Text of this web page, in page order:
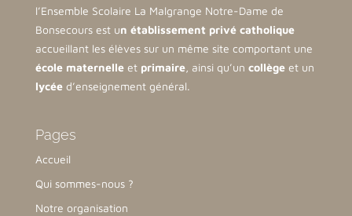
l’Ensemble Scolaire La Malgrange Notre-Dame de
Bonsecours est un établissement privé catholique
accueillant les élèves sur un même site comportant une
école maternelleet primaire, ainsi qu’un collègeet un
lycéed’enseignement général.
Pages
Accueil
Qui sommes-nous ?
Notre organisation